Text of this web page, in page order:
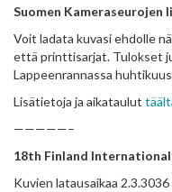
Suomen
Voit ladata kuvasi ehdolle
että printtisarjat. Tulokset
Lappeenrannassa
Lisätietoja ja aikataulut
—————–
18th Finland
Kuvien latausaikaa